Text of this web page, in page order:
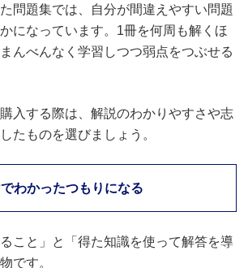
問題集では、自分が間違えやすい問題
になっています。1冊を何周も解くほ
んべんなく学習しつつ弱点をつぶせる
入する際は、解説のわかりやすさや志
たものを選びましょう。
わかったつもりになる
ること」と「得た知識を使って解答を導
です。